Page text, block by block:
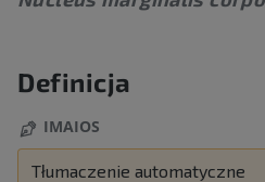
Definicja
IMAIOS
Tłumaczenie automatyczne